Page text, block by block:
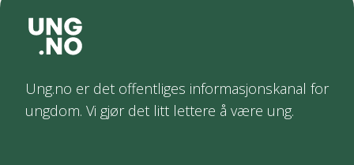
Ung.no er det offentliges informasjonskanal for
ungdom. Vi gjør det litt lettere å være ung.